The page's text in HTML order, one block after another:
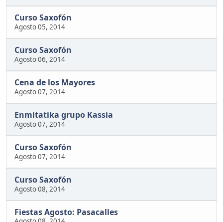
Curso Saxofón
Agosto 05, 2014
Curso Saxofón
Agosto 06, 2014
Cena de los Mayores
Agosto 07, 2014
Enmitatika grupo Kassia
Agosto 07, 2014
Curso Saxofón
Agosto 07, 2014
Curso Saxofón
Agosto 08, 2014
Fiestas Agosto: Pasacalles